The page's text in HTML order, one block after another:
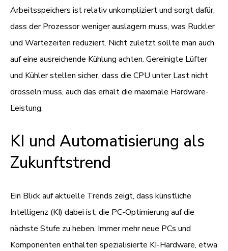
Arbeitsspeichers ist relativ unkompliziert und sorgt dafür,
dass der Prozessor weniger auslagern muss, was Ruckler
und Wartezeiten reduziert. Nicht zuletzt sollte man auch
auf eine ausreichende Kühlung achten. Gereinigte Lüfter
und Kühler stellen sicher, dass die CPU unter Last nicht
drosseln muss, auch das erhält die maximale Hardware-
Leistung.
KI und Automatisierung als
Zukunftstrend
Ein Blick auf aktuelle Trends zeigt, dass künstliche
Intelligenz (KI) dabei ist, die PC-Optimierung auf die
nächste Stufe zu heben. Immer mehr neue PCs und
Komponenten enthalten spezialisierte KI-Hardware, etwa